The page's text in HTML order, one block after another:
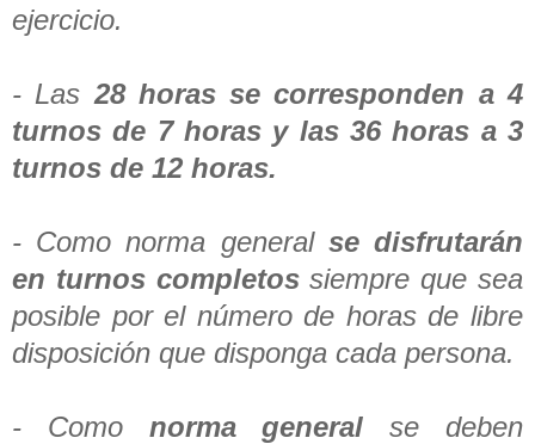
ejercicio.
- Las 28 horas se corresponden a 4
turnos de 7 horas y las 36 horas a 3
turnos de 12 horas.
- Como norma general se disfrutarán
en turnos completossiempre que sea
posible por el número de horas de libre
disposición que disponga cada persona.
- Como norma general se deben